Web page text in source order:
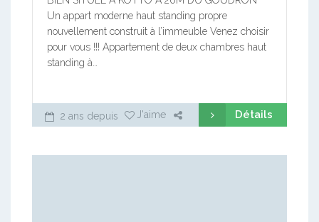
Un appart moderne haut standing propre
nouvellement construit à l’immeuble Venez choisir
pour vous !!! Appartement de deux chambres haut
standing à…
2 ans depuis J'aime Détails